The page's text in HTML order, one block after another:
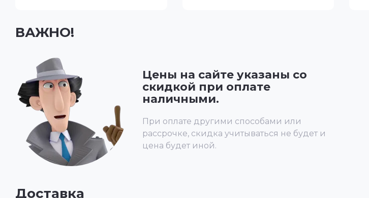
ВАЖНО!
Цены на сайте указаны со
скидкой при оплате
наличными.
При оплате другими способами или
рассрочке, скидка учитываться не будет и
цена будет иной.
Доставка